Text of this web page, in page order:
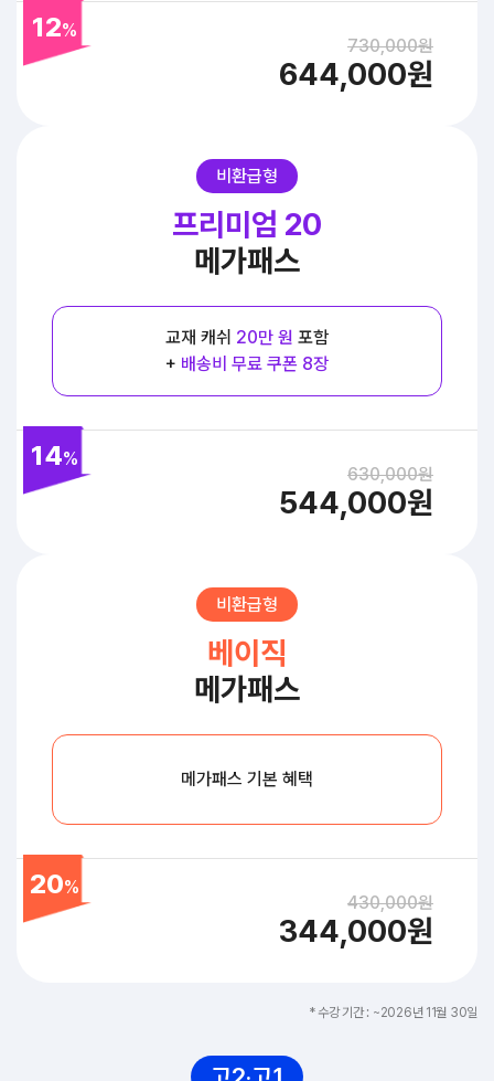
730,000원
644,000원
12%
비환급형
프리미엄 20
메가패스
교재 캐쉬 20만 원 포함
+ 배송비 무료 쿠폰 8장
630,000원
544,000원
14%
비환급형
베이직
메가패스
메가패스 기본 혜택
430,000원
344,000원
20%
* 수강 기간 : ~2026년 11월 30일